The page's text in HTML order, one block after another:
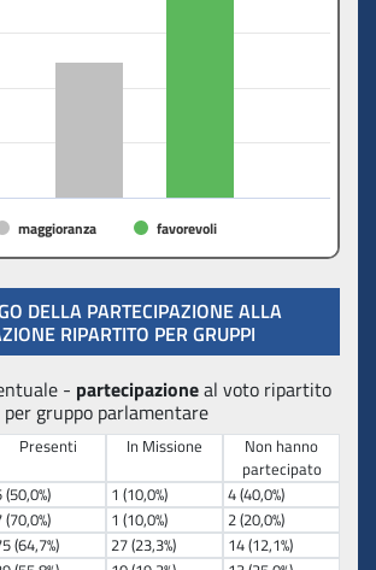
maggioranza favorevoli
DELLA PARTECIPAZIONE ALLA
RIPARTITO PER GRUPPI
- partecipazioneal voto ripartito
per gruppo parlamentare
Presenti In Missione
Non hanno
partecipato
(50,0%) 1 (10,0%)
4 (40,0%)
(70,0%) 1 (10,0%)
2 (20,0%)
(64,7%) 27 (23,3%)
14 (12,1%)